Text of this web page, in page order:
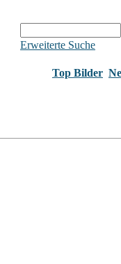
Erweiterte Suche
Top Bilder